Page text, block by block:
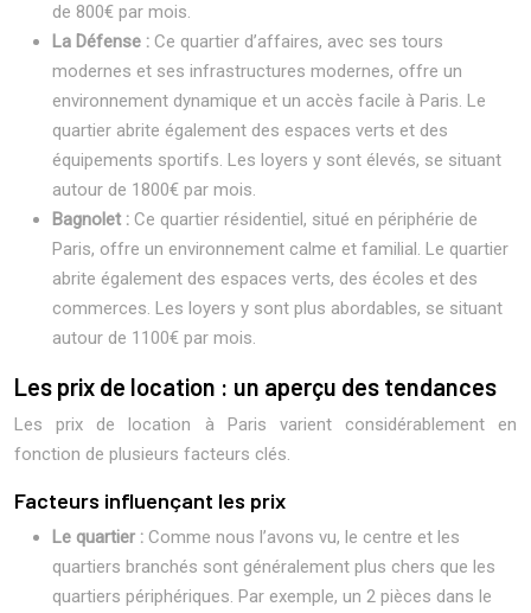
de 800€ par mois.
La Défense : Ce quartier d’affaires, avec ses tours
modernes et ses infrastructures modernes, offre un
environnement dynamique et un accès facile à Paris. Le
quartier abrite également des espaces verts et des
équipements sportifs. Les loyers y sont élevés, se situant
autour de 1800€ par mois.
Bagnolet : Ce quartier résidentiel, situé en périphérie de
Paris, offre un environnement calme et familial. Le quartier
abrite également des espaces verts, des écoles et des
commerces. Les loyers y sont plus abordables, se situant
autour de 1100€ par mois.
Les prix de location : un aperçu des tendances
Les prix de location à Paris varient considérablement en
fonction de plusieurs facteurs clés.
Facteurs influençant les prix
Le quartier : Comme nous l’avons vu, le centre et les
quartiers branchés sont généralement plus chers que les
quartiers périphériques. Par exemple, un 2 pièces dans le